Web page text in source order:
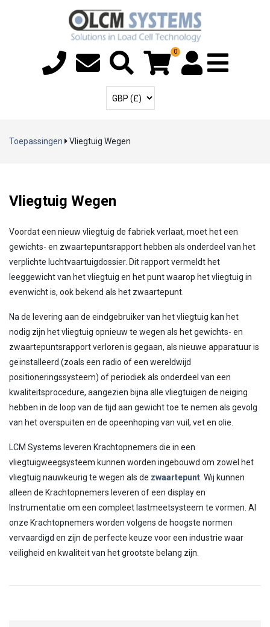
0 Menu
Selecteer Valuta
Toepassingen Vliegtuig Wegen
Vliegtuig Wegen
Voordat een nieuw vliegtuig de fabriek verlaat, moet het een
gewichts- en zwaartepuntsrapport hebben als onderdeel van het
verplichte luchtvaartuigdossier. Dit rapport vermeldt het
leeggewicht van het vliegtuig en het punt waarop het vliegtuig in
evenwicht is, ook bekend als het zwaartepunt.
Na de levering aan de eindgebruiker van het vliegtuig kan het
nodig zijn het vliegtuig opnieuw te wegen als het gewichts- en
zwaartepuntsrapport verloren is gegaan, als nieuwe apparatuur is
geïnstalleerd (zoals een radio of een wereldwijd
positioneringssysteem) of periodiek als onderdeel van een
kwaliteitsprocedure, aangezien bijna alle vliegtuigen de neiging
hebben in de loop van de tijd aan gewicht toe te nemen als gevolg
van het overspuiten en de opeenhoping van vuil, vet en olie.
LCM Systems leveren Krachtopnemers die in een
vliegtuigweegsysteem kunnen worden ingebouwd om zowel het
vliegtuig nauwkeurig te wegen als de zwaartepunt . Wij kunnen
alleen de Krachtopnemers leveren of een display en
Instrumentatie om een compleet lastmeetsysteem te vormen. Al
onze Krachtopnemers worden volgens de hoogste normen
vervaardigd en zijn de perfecte keuze voor een industrie waar
veiligheid en kwaliteit van het grootste belang zijn.